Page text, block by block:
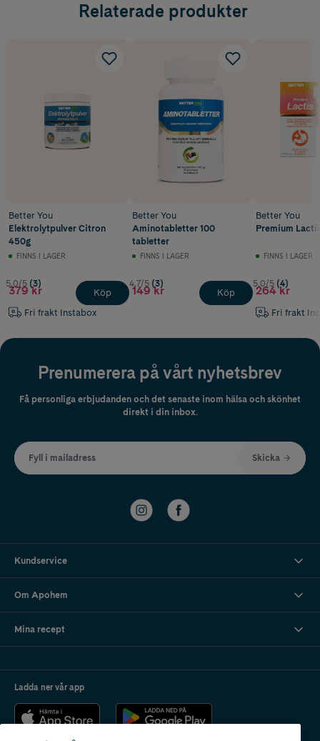
Relaterade produkter
Better You
Elektrolytpulver Citron
450g
FINNS I LAGER
5.0/5 (3)
379 kr
Fri frakt Instabox
Köp
Better You
Aminotabletter 100
tabletter
FINNS I LAGER
4.7/5 (3)
149 kr Köp
Better You
Premium
FINNS I LAGER
5.0/5 (4)
264 kr
Fri frakt
Prenumerera på vårt nyhetsbrev
Få personliga erbjudanden och det senaste inom hälsa och skönhet
direkt i din inbox.
Fyll i mailadress Skicka
Kundservice
Om Apohem
Mina recept
Ladda ner vår app